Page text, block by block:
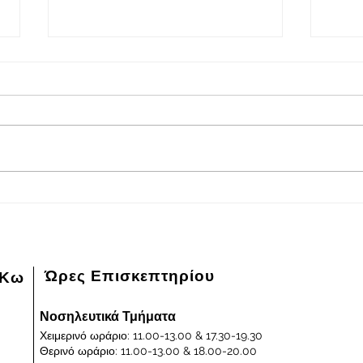
Πρόγραμμα εφημερευόντων
08/08/2026 και ημέρα Σάββατο
07/
Κω Ώρες Επισκεπτηρίου
Νοσηλευτικά Τμήματα
Χειμερινό ωράριο: 11.00-13.00 & 17.30-19.30
Θερινό ωράριο: 11.00-13.00 & 18.00-20.00